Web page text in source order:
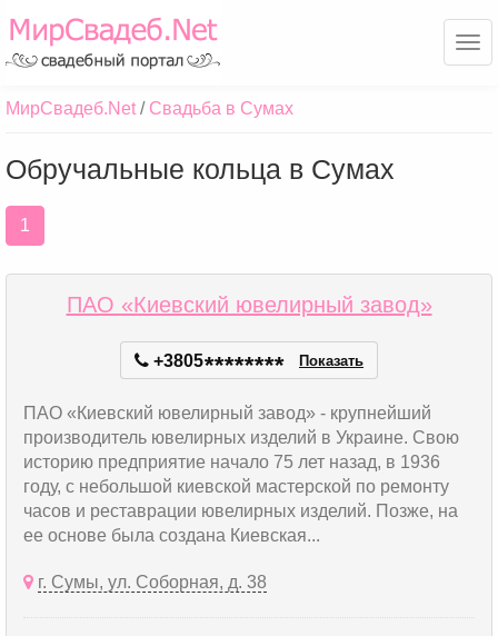
МирСвадеб.Net Свадьба в Сумах
Обручальные кольца в Сумах
1
ПАО «Киевский ювелирный завод»
+3805******** Показать
ПАО «Киевский ювелирный завод» - крупнейший
производитель ювелирных изделий в Украине. Свою
историю предприятие начало 75 лет назад, в 1936
году, с небольшой киевской мастерской по ремонту
часов и реставрации ювелирных изделий. Позже, на
ее основе была создана Киевская...
г. Сумы, ул. Соборная, д. 38